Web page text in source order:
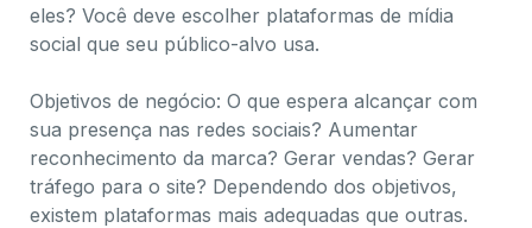
eles? Você deve escolher plataformas de mídia
social que seu público-alvo usa.
Objetivos de negócio: O que espera alcançar com
sua presença nas redes sociais? Aumentar
reconhecimento da marca? Gerar vendas? Gerar
tráfego para o site? Dependendo dos objetivos,
existem plataformas mais adequadas que outras.